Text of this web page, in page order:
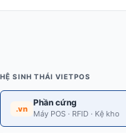
HỆ SINH THÁI VIETPOS
.vn
Phần cứng
Máy POS · RFID · Kệ kho